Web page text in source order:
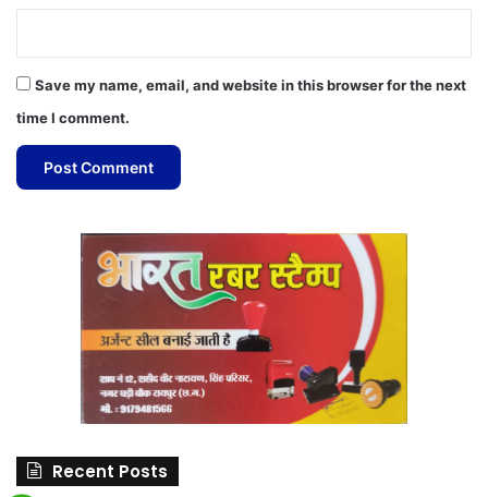
Save my name, email, and website in this browser for the next
time I comment.
Recent Posts